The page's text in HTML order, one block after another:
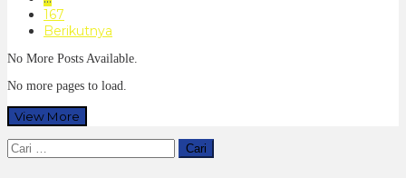
167
Berikutnya
No More Posts Available.
No more pages to load.
View More
Cari
untuk: